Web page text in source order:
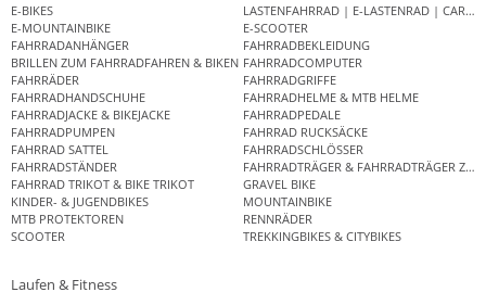
E-BIKES
LASTENFAHRRAD | E-LASTENRAD |
E-MOUNTAINBIKE
E-SCOOTER
FAHRRADANHÄNGER
FAHRRADBEKLEIDUNG
BRILLEN ZUM FAHRRADFAHREN & BIKEN FAHRRADCOMPUTER
FAHRRÄDER
FAHRRADGRIFFE
FAHRRADHANDSCHUHE
FAHRRADHELME & MTB HELME
FAHRRADJACKE & BIKEJACKE
FAHRRADPEDALE
FAHRRADPUMPEN
FAHRRAD RUCKSÄCKE
FAHRRAD SATTEL
FAHRRADSCHLÖSSER
FAHRRADSTÄNDER
FAHRRADTRÄGER & FAHRRADTRÄGER
FAHRRAD TRIKOT & BIKE TRIKOT
GRAVEL BIKE
KINDER- & JUGENDBIKES
MOUNTAINBIKE
MTB PROTEKTOREN
RENNRÄDER
SCOOTER
TREKKINGBIKES & CITYBIKES
Laufen & Fitness